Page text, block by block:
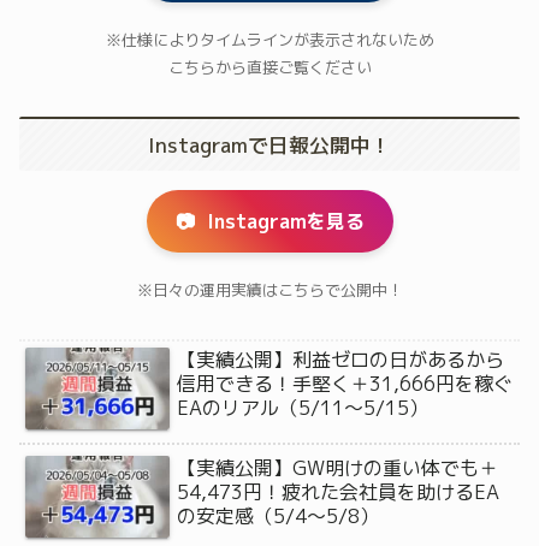
※仕様によりタイムラインが表示されないため
こちらから直接ご覧ください
Instagramで日報公開中！
📷 Instagramを見る
※日々の運用実績はこちらで公開中！
【実績公開】利益ゼロの日があるから
信用できる！手堅く＋31,666円を稼ぐ
EAのリアル（5/11〜5/15）
【実績公開】GW明けの重い体でも＋
54,473円！疲れた会社員を助けるEA
の安定感（5/4〜5/8）